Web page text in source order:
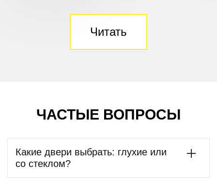
Читать
ЧАСТЫЕ ВОПРОСЫ
Какие двери выбрать: глухие или
со стеклом?